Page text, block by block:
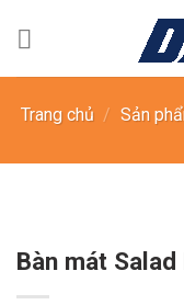
Trang chủ / Sản
Bàn mát